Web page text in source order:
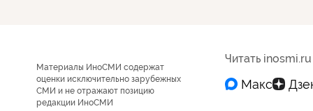
Материалы ИноСМИ содержат
оценки исключительно зарубежных
СМИ и не отражают позицию
редакции ИноСМИ
Читать inosmi.ru